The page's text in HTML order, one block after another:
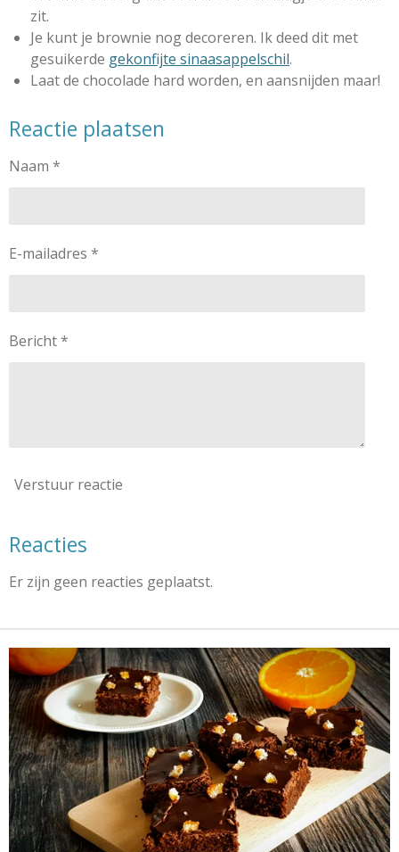
zit.
Je kunt je brownie nog decoreren. Ik deed dit met
gesuikerde gekonfijte sinaasappelschil.
Laat de chocolade hard worden, en aansnijden maar!
Reactie plaatsen
Naam *
E-mailadres *
Bericht *
Verstuur reactie
Reacties
Er zijn geen reacties geplaatst.